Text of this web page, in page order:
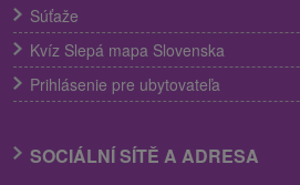
Súťaže
Kvíz Slepá mapa Slovenska
Prihlásenie pre ubytovateľa
SOCIÁLNÍ SÍTĚ A ADRESA